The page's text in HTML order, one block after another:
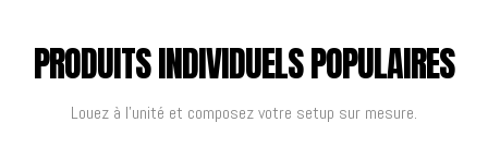
PRODUITS INDIVIDUELS POPULAIRES
Louez à l'unité et composez votre setup sur mesure.